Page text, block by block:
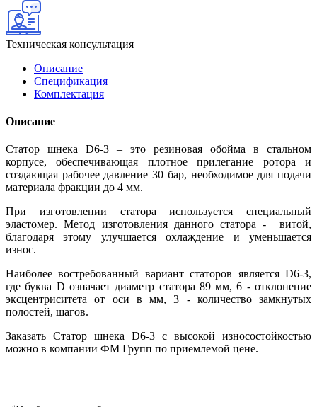
Техническая консультация
Описание
Спецификация
Комплектация
Описание
Статор шнека D6-3 – это резиновая обойма в стальном
корпусе, обеспечивающая плотное прилегание ротора и
создающая рабочее давление 30 бар, необходимое для подачи
материала фракции до 4 мм.
При изготовлении статора используется специальный
эластомер. Метод изготовления данного статора - витой,
благодаря этому улучшается охлаждение и уменьшается
износ.
Наиболее востребованный вариант статоров является D6-3,
где буква D означает диаметр статора 89 мм, 6 - отклонение
эксцентриситета от оси в мм, 3 - количество замкнутых
полостей, шагов.
Заказать Статор шнека D6-3 c высокой износостойкостью
можно в компании ФМ Групп по приемлемой цене.